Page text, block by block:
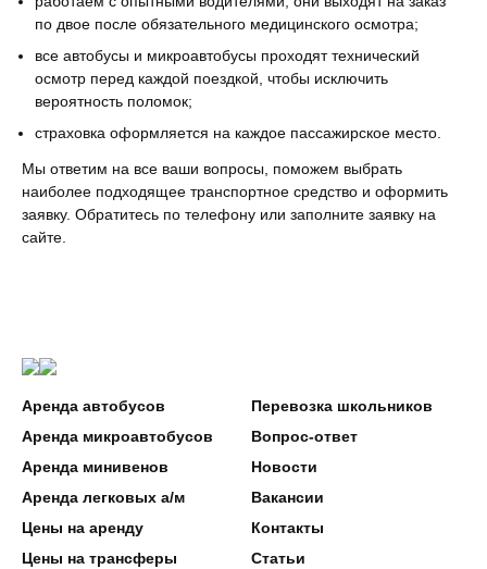
по двое после обязательного медицинского осмотра;
все автобусы и микроавтобусы проходят технический
осмотр перед каждой поездкой, чтобы исключить
вероятность поломок;
страховка оформляется на каждое пассажирское место.
Мы ответим на все ваши вопросы, поможем выбрать
наиболее подходящее транспортное средство и оформить
заявку. Обратитесь по телефону или заполните заявку на
сайте.
Аренда автобусов
Аренда микроавтобусов
Аренда минивенов
Аренда легковых а/м
Цены на аренду
Цены на трансферы
Перевозка школьников
Вопрос-ответ
Новости
Вакансии
Контакты
Статьи